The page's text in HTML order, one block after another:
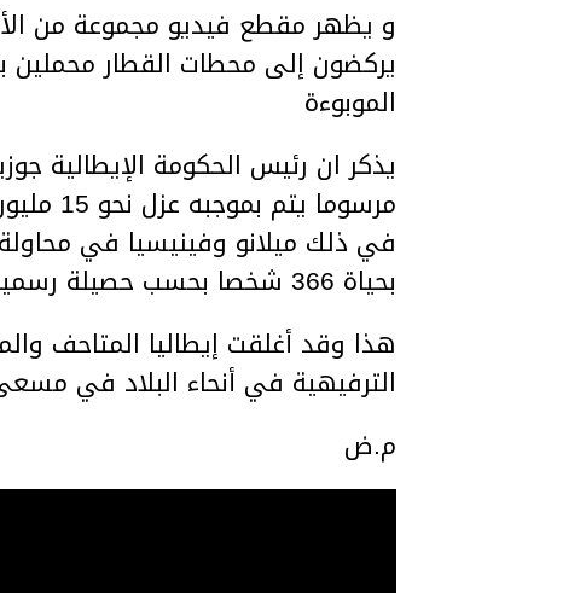
و يظهر مقطع فيديو مجموعة من
يركضون إلى محطات القطار محملين
الموبوءة
في ذلك ميلانو وفينيسيا في
بحياة 366 شخصا بحسب حصيلة رسمية
هذا وقد أغلقت إيطاليا المتاحف
الترفيهية في أنحاء البلاد في
م.ض